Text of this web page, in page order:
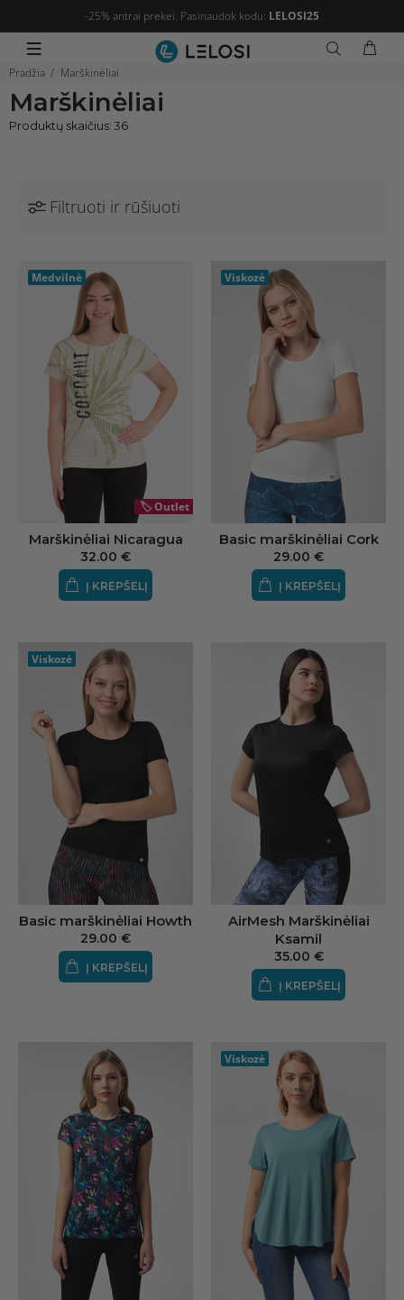
-25% antrai prekei. Pasinaudok kodu: LELOSI25
Pradžia Marškinėliai
Marškinėliai
Produktų skaičius: 36
Filtruoti ir rūšiuoti
Medvilnė
🏷️Outlet
Marškinėliai Nicaragua
32.00 €
Į KREPŠELĮ
Viskozė
Basic marškinėliai Cork
29.00 €
Į KREPŠELĮ
Viskozė
Basic marškinėliai Howth
29.00 €
Į KREPŠELĮ
AirMesh Marškinėliai
Ksamil
35.00 €
Į KREPŠELĮ
Viskozė